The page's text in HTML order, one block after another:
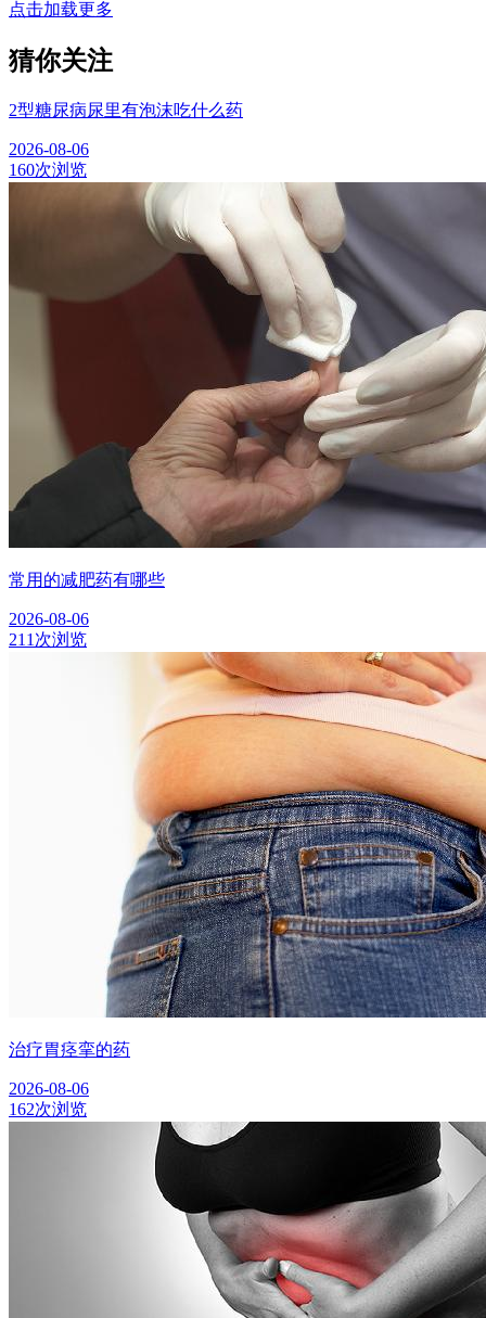
点击加载更多
猜你关注
2型糖尿病尿里有泡沫吃什么药
2026-08-06
160次浏览
常用的减肥药有哪些
2026-08-06
211次浏览
治疗胃痉挛的药
2026-08-06
162次浏览